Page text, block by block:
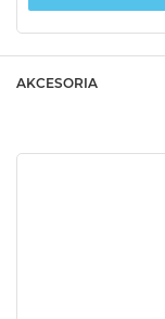
AKCESORIA